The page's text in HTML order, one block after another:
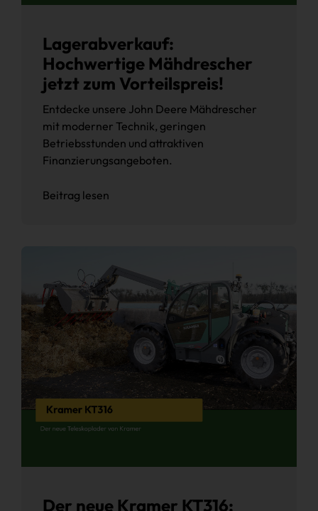
Lagerabverkauf:
Hochwertige Mähdrescher
jetzt zum Vorteilspreis!
Entdecke unsere John Deere Mähdrescher
mit moderner Technik, geringen
Betriebsstunden und attraktiven
Finanzierungsangeboten.
Beitrag lesen
Der neue Kramer KT316: